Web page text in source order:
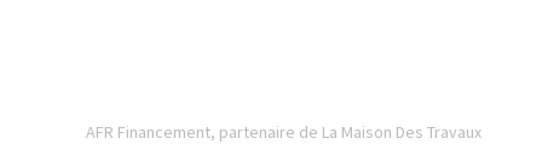
AFR Financement, partenaire de La Maison Des Travaux